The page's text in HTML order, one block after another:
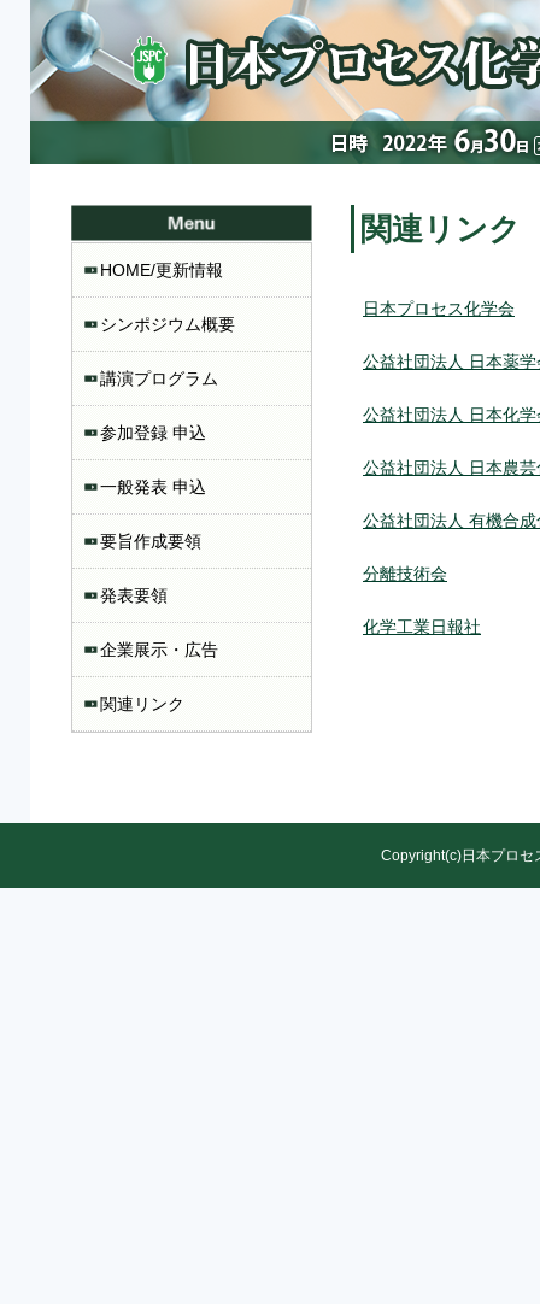
HOME/更新情報
シンポジウム概要
講演プログラム
参加登録 申込
一般発表 申込
要旨作成要領
発表要領
企業展示・広告
関連リンク
関連リンク
日本プロセス化学会
公益社団法人 日本薬学
公益社団法人 日本化学
公益社団法人 日本農
公益社団法人 有機合
分離技術会
化学工業日報社
Copyright(c)日本プロセ